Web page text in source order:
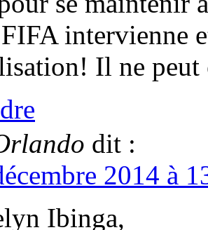
intervienne
Il ne peut
dit :
2014 à
Ibinga,